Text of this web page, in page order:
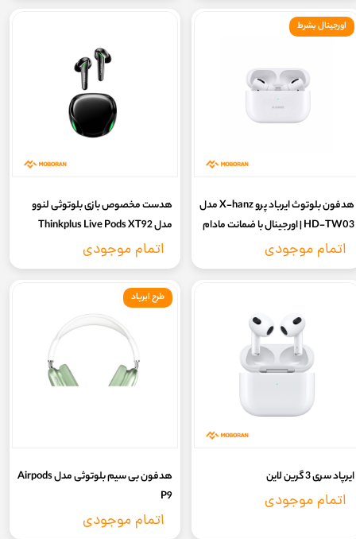
هدفون بلوتوث ایرباد پرو X-hanz مدل
HD-TW03 | اورجینال با ضمانت مادام
اصالت و تست 7 روزه سلامت کالا
اتمام موجودی
اورجینال بشرط
هدست مخصوص بازی بلوتوثی لنوو
مدل Thinkplus Live Pods XT92
اتمام موجودی
ایرپاد سری 3 گرین لاین
اتمام موجودی
هدفون بی سیم بلوتوثی مدل Airpods
P9
اتمام موجودی
طرح ایرپاد